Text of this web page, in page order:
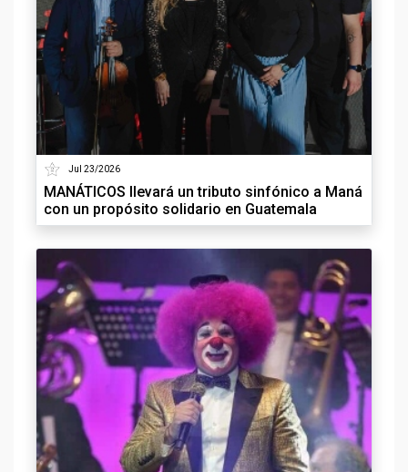
Jul 23/2026
MANÁTICOS llevará un tributo sinfónico a Maná
con un propósito solidario en Guatemala